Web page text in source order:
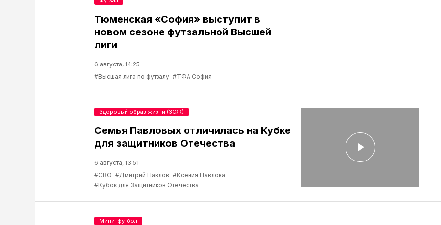
Тюменская «София» выступит в
новом сезоне футзальной Высшей
лиги
6 августа, 14:25
#Высшая лига по футзалу #ТФА София
Семья Павловых отличилась на Кубке
для защитников Отечества
6 августа, 13:51
#СВО #Дмитрий Павлов #Ксения Павлова
#Кубок для Защитников Отечества
Здоровый образ жизни (ЗОЖ)
Мини-футбол